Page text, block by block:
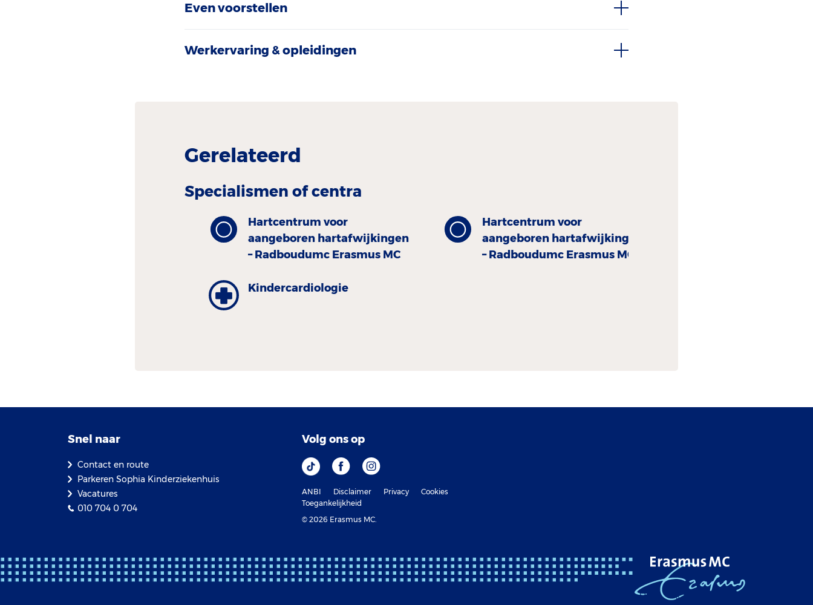
Even voorstellen
Werkervaring & opleidingen
Gerelateerd
Specialismen of centra
Hartcentrum voor
aangeboren hartafwijkingen
– Radboudumc Erasmus MC
Hartcentrum voor
aangeboren hartafwijkingen
– Radboudumc Erasmus MC
Kinder­cardiologie
Snel naar
Contact en route
Parkeren Sophia Kinderziekenhuis
Vacatures
010 704 0 704
Volg ons op
ANBI Disclaimer Privacy
Cookies
Toegankelijkheid
© 2026 Erasmus MC.